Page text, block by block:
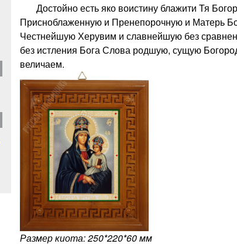
Достойно есть яко воистину блажити Тя
Присноблаженную и Пренепорочную и Матерь
Честнейшую Херувим и славнейшую без
без истления Бога Слова родшую, сущую
величаем.
Размер киота: 250*220*60 мм